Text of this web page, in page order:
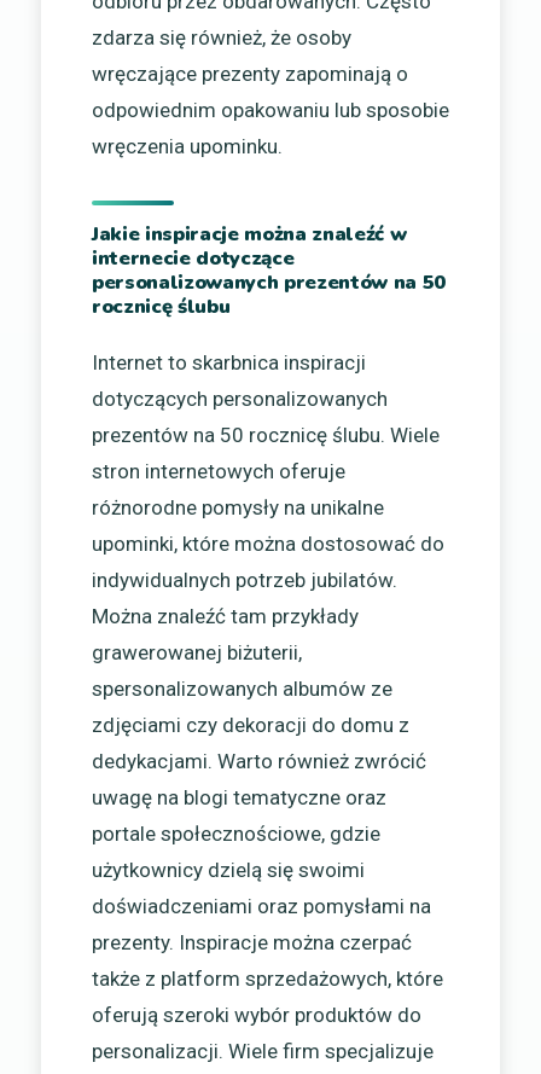
zdarza się również, że osoby
wręczające prezenty zapominają o
odpowiednim opakowaniu lub sposobie
wręczenia upominku.
Jakie inspiracje można znaleźć w
internecie dotyczące
personalizowanych prezentów na 50
rocznicę ślubu
Internet to skarbnica inspiracji
dotyczących personalizowanych
prezentów na 50 rocznicę ślubu. Wiele
stron internetowych oferuje
różnorodne pomysły na unikalne
upominki, które można dostosować do
indywidualnych potrzeb jubilatów.
Można znaleźć tam przykłady
grawerowanej biżuterii,
spersonalizowanych albumów ze
zdjęciami czy dekoracji do domu z
dedykacjami. Warto również zwrócić
uwagę na blogi tematyczne oraz
portale społecznościowe, gdzie
użytkownicy dzielą się swoimi
doświadczeniami oraz pomysłami na
prezenty. Inspiracje można czerpać
także z platform sprzedażowych, które
oferują szeroki wybór produktów do
personalizacji. Wiele firm specjalizuje